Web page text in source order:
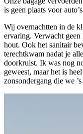
is geen plaats voor
Wij overnachtten in de
ervaring. Verwacht
hout. Ook het sanitair
terechtkwam nadat je
doorkruist. Ik was nog
geweest, maar het is
zonsondergang die we